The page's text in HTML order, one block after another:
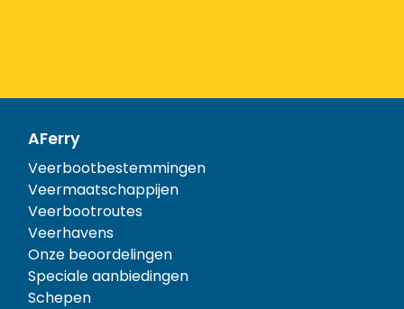
AFerry
Veerbootbestemmingen
Veermaatschappijen
Veerbootroutes
Veerhavens
Onze beoordelingen
Speciale aanbiedingen
Schepen